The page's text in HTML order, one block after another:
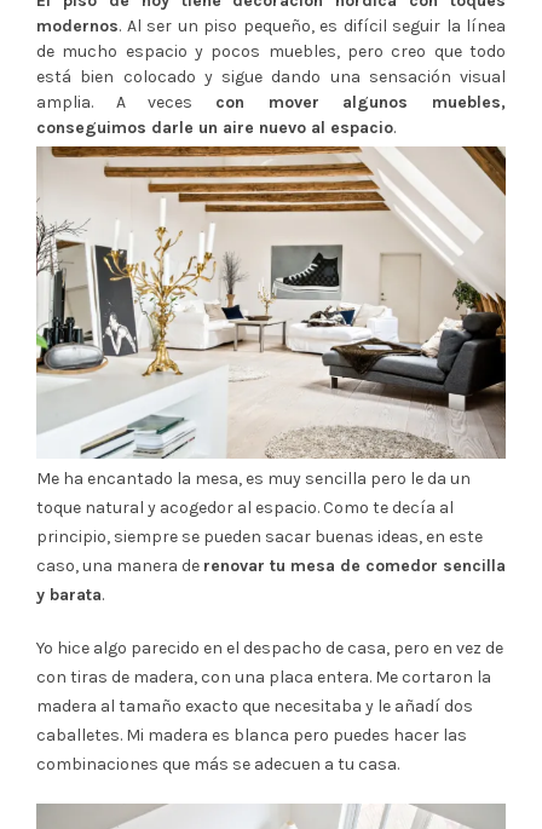
modernos. Al ser un piso pequeño, es difícil seguir la línea
de mucho espacio y pocos muebles, pero creo que todo
está bien colocado y sigue dando una sensación visual
amplia. A veces con mover algunos muebles,
conseguimos darle un aire nuevo al espacio.
Me ha encantado la mesa, es muy sencilla pero le da un
toque natural y acogedor al espacio. Como te decía al
principio, siempre se pueden sacar buenas ideas, en este
caso, una manera de renovar tu mesa de comedor sencilla
y barata.
Yo hice algo parecido en el despacho de casa, pero en vez de
con tiras de madera, con una placa entera. Me cortaron la
madera al tamaño exacto que necesitaba y le añadí dos
caballetes. Mi madera es blanca pero puedes hacer las
combinaciones que más se adecuen a tu casa.